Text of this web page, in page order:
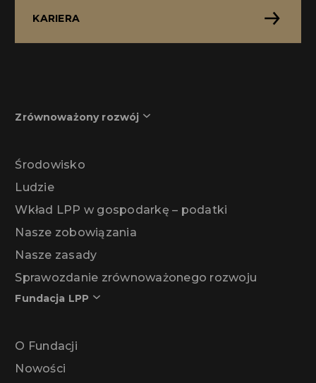
KARIERA
Zrównoważony rozwój
Środowisko
Ludzie
Wkład LPP w gospodarkę – podatki
Nasze zobowiązania
Nasze zasady
Sprawozdanie zrównoważonego rozwoju
Fundacja LPP
O Fundacji
Nowości